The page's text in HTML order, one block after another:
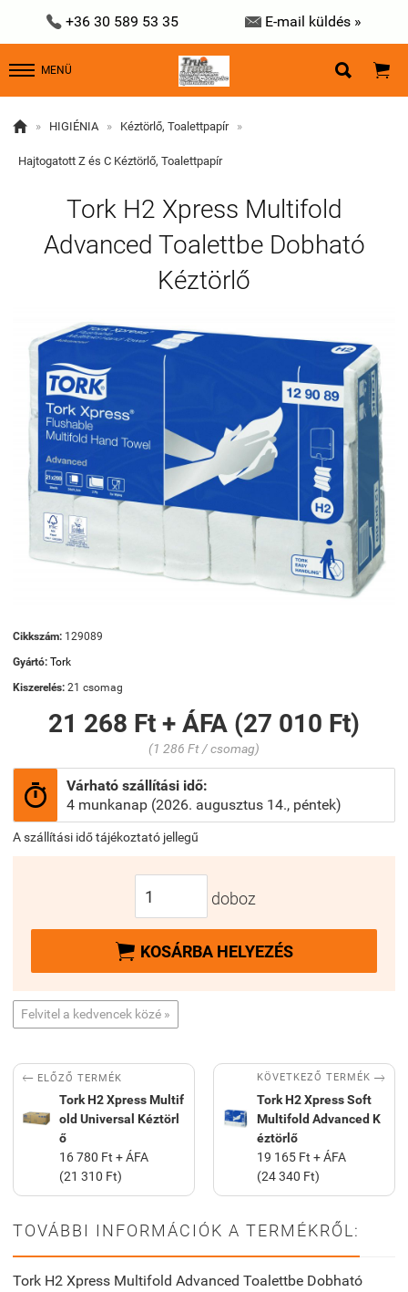
 +36 30 589 53 35  E-mail küldés »
MENÜ  
 » HIGIÉNIA » Kéztörlő, Toalettpapír »
Hajtogatott Z és C Kéztörlő, Toalettpapír
Tork H2 Xpress Multifold
Advanced Toalettbe Dobható
Kéztörlő
Cikkszám: 129089
Gyártó: Tork
Kiszerelés: 21 csomag
21 268 Ft + ÁFA (27 010 Ft)
(1 286 Ft / csomag)

Várható szállítási idő:
4 munkanap (2026. augusztus 14., péntek)
A szállítási idő tájékoztató jellegű
doboz
 KOSÁRBA HELYEZÉS
Felvitel a kedvencek közé »
 ELŐZŐ TERMÉK
Tork H2 Xpress Multif
old Universal Kéztörl
ő
16 780 Ft + ÁFA
(21 310 Ft)
KÖVETKEZŐ TERMÉK 
Tork H2 Xpress Soft
Multifold Advanced K
éztörlő
19 165 Ft + ÁFA
(24 340 Ft)
TOVÁBBI INFORMÁCIÓK A TERMÉKRŐL:
Tork H2 Xpress Multifold Advanced Toalettbe Dobható